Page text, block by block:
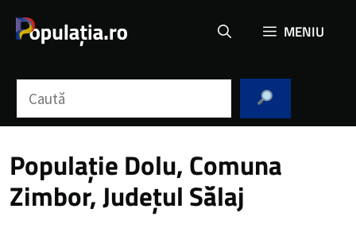
MENIU
Populație Dolu, Comuna
Zimbor, Județul Sălaj